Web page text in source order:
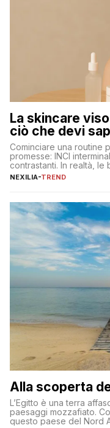
La skincare
ciò che devi
Cominciare una routine
promesse: INCI
contrastanti. In realtà,
detersione delicata che
tutto il resto. […]
NEXILIA-TREND
Alla scoperta
L’Egitto è una terra
paesaggi mozzafiato.
questo paese del Nord